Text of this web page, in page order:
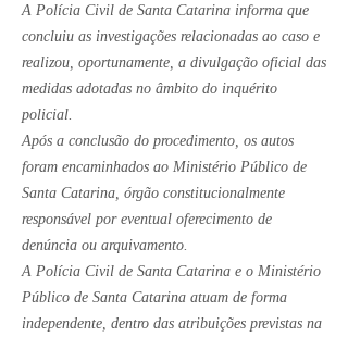
A Polícia Civil de Santa Catarina informa que
concluiu as investigações relacionadas ao caso e
realizou, oportunamente, a divulgação oficial das
medidas adotadas no âmbito do inquérito
policial.
Após a conclusão do procedimento, os autos
foram encaminhados ao Ministério Público de
Santa Catarina, órgão constitucionalmente
responsável por eventual oferecimento de
denúncia ou arquivamento.
A Polícia Civil de Santa Catarina e o Ministério
Público de Santa Catarina atuam de forma
independente, dentro das atribuições previstas na